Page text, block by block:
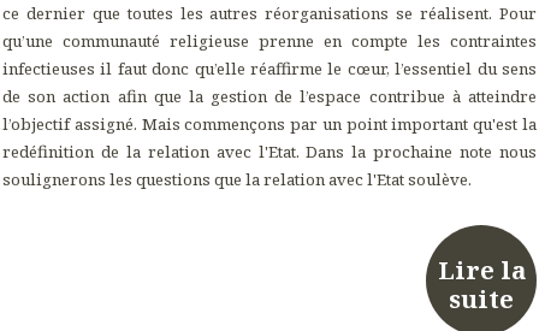
ce dernier que toutes les autres réorganisations se réalisent. Pour
qu’une communauté religieuse prenne en compte les contraintes
infectieuses il faut donc qu’elle réaffirme le cœur, l’essentiel du sens
de son action afin que la gestion de l’espace contribue à atteindre
l’objectif assigné. Mais commençons par un point important qu'est la
redéfinition de la relation avec l'Etat. Dans la prochaine note nous
soulignerons les questions que la relation avec l'Etat soulève.
Lire la
suite